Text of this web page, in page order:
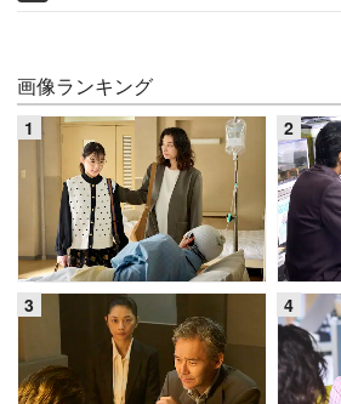
画像ランキング